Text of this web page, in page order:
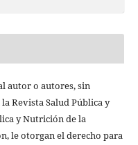
autor o autores, sin
Revista Salud Pública y
y Nutrición de la
le otorgan el derecho para